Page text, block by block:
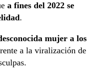
a fines del 2022 se
.
mujer a los
a la viralización de